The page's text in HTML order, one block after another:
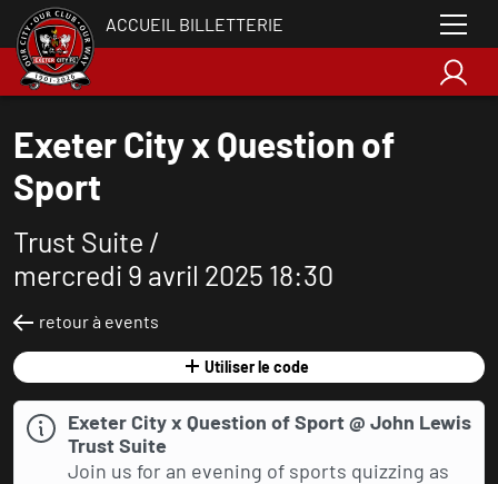
ACCUEIL BILLETTERIE
Exeter City x Question of
Sport
Trust Suite /
mercredi 9 avril 2025 18:30
retour à events
Utiliser le code
Exeter City x Question of Sport @ John Lewis
Trust Suite
Join us for an evening of sports quizzing as